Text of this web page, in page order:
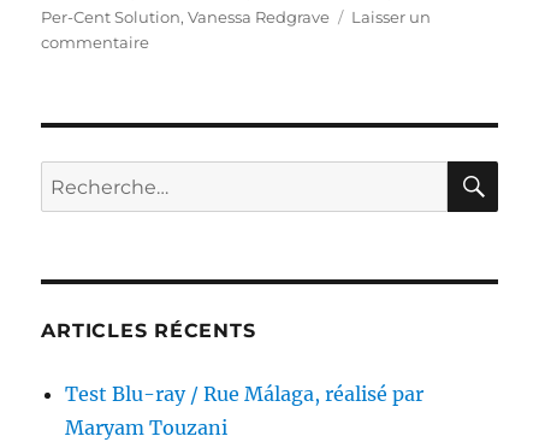
Per-Cent Solution,Vanessa Redgrave
Laisser un
commentairesur
Sherlock
Holmes
attaque
par
Herbert
Recherche
pour :
ARTICLES RÉCENTS
Test Blu-ray / Rue Málaga, réalisé par
Maryam Touzani